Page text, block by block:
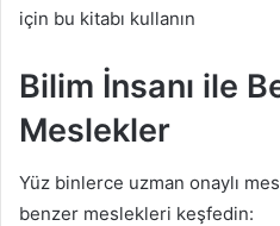
için bu kitabı kullanın
Bilim İnsanı ile
Meslekler
Yüz binlerce uzman onaylı
benzer meslekleri keşfedin: